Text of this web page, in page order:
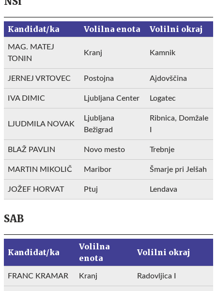
Kandidat/ka Volilna enota Volilni okraj
MAG. MATEJ
TONIN
Kranj Kamnik
JERNEJ VRTOVEC Postojna Ajdovščina
IVA DIMIC Ljubljana Center Logatec
LJUDMILA NOVAK
Ljubljana
Bežigrad
Ribnica, Domžale
I
BLAŽ PAVLIN Novo mesto Trebnje
MARTIN MIKOLIČ Maribor Šmarje pri Jelšah
JOŽEF HORVAT Ptuj Lendava
SAB
Kandidat/ka
Volilna
enota
Volilni okraj
FRANC KRAMAR Kranj Radovljica I